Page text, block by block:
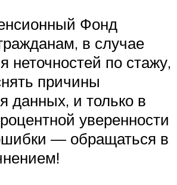
Фонд
в случае
неточностей по стажу,
причины
данных, и только в
уверенности
— обращаться в